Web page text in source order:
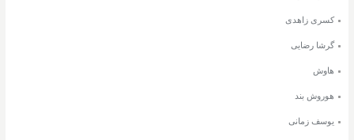
کسری زاهدی
گرشا رضایی
هاوش
هوروش بند
یوسف زمانی